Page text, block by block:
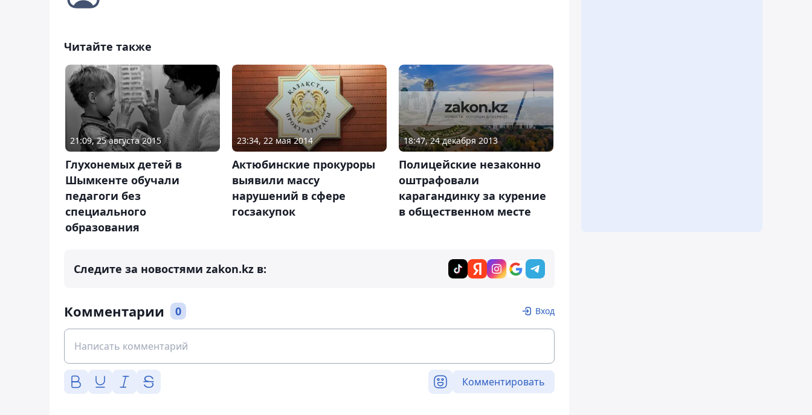
Читайте также
21:09, 25 августа 2015
Глухонемых детей в
Шымкенте обучали
педагоги без
специального
образования
23:34, 22 мая 2014
Актюбинские прокуроры
выявили массу
нарушений в сфере
госзакупок
18:47, 24 декабря 2013
Полицейские незаконно
оштрафовали
карагандинку за курение
в общественном месте
Следите за новостями zakon.kz в:
Комментарии 0 Вход
Комментировать